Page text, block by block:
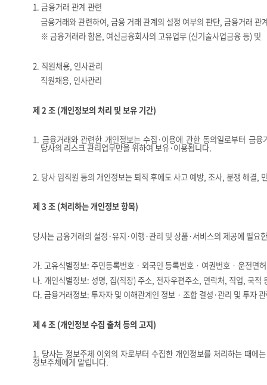
1. 금융거래 관계 관련
금융거래와 관련하여 ,금융 거래 관계의 설정 여부의 판단 ,금융거래 관
※ 금융거래라 함은, 여신금융회사의 고유업무 (신기술사업금융 등) 및
2. 직원채용 인사관리
직원채용, 인사관리
제 2 조 (개인정보의 처리 및 보유 기간)
1. 금융거래와 관련한 개인정보는 수집 ·이용에 관한 동의일로부터 금
당사의 리스크 관리업무만을 위하여 보유·이용됩니다.
2. 당사 임직원 등의 개인정보는 퇴직 후에도 사고 예방, 조사, 분쟁 해결,
제 3 조 (처리하는 개인정보 항목)
당사는 금융거래의 설정 ·유지 ·이행 ·관리 및 상품·서비스의 제공에 필요
가. 고유식별정보: 주민등록번호 · 외국인 등록번호 · 여권번호 · 운전면
나 개인식별정보: 성명 집(직장)주소 전자우편주소 연락처 직업 국적
다. 금융거래정보: 투자자 및 이해관계인 정보 · 조합 결성 ·관리 및 투자
제 4 조 (개인정보 수집 출처 등의 고지)
1. 당사는 정보주체 이외의 자로부터 수집한 개인정보를 처리하는 때
정보주체에게 알립니다.